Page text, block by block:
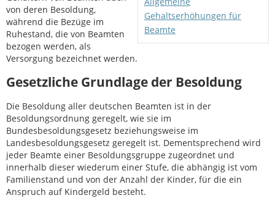
Gehaltserhöhungen für
Beamte
von deren Besoldung,
während die Bezüge im
Ruhestand, die von Beamten
bezogen werden, als
Versorgung bezeichnet werden.
Gesetzliche Grundlage der Besoldung
Die Besoldung aller deutschen Beamten ist in der
Besoldungsordnung geregelt, wie sie im
Bundesbesoldungsgesetz beziehungsweise im
Landesbesoldungsgesetz geregelt ist. Dementsprechend wird
jeder Beamte einer Besoldungsgruppe zugeordnet und
innerhalb dieser wiederum einer Stufe, die abhängig ist vom
Familienstand und von der Anzahl der Kinder, für die ein
Anspruch auf Kindergeld besteht.